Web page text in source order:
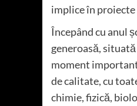
implice în
Începând cu anul
generoasă,
moment
de calitate, cu
chimie, fizică,